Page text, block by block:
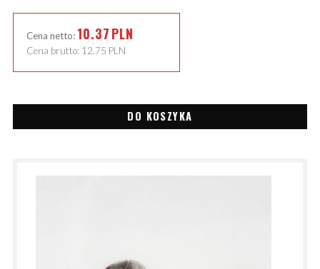
Cena netto: 10.37PLN
Cena brutto: 12.75 PLN
DO KOSZYKA